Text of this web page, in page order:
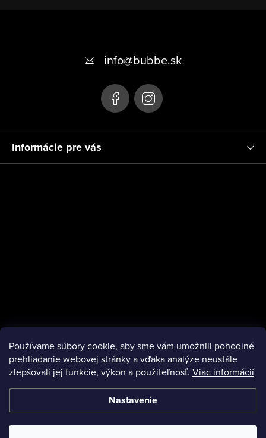
Používame súbory cookie, aby sme vám umožnili pohodlné
prehliadanie webovej stránky a vďaka analýze neustále
zlepšovali jej funkcie, výkon a použiteľnosť. Viac informácií
Nastavenie
e
info@bubbe.sk
Informácie pre vás
Instagram
Copyright 2026Bubbe. Všetky práva vyhradené.